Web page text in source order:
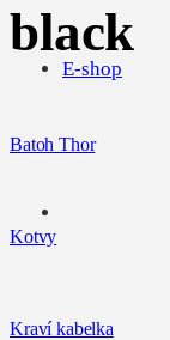
E-shop
black
Batoh Thor
Kotvy
Kraví kabelka